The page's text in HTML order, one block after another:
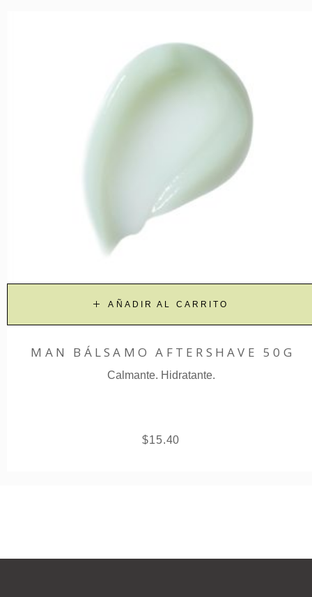
AÑADIR AL CARRITO
MAN BÁLSAMO AFTERSHAVE 50G
Calmante. Hidratante.
$15.40